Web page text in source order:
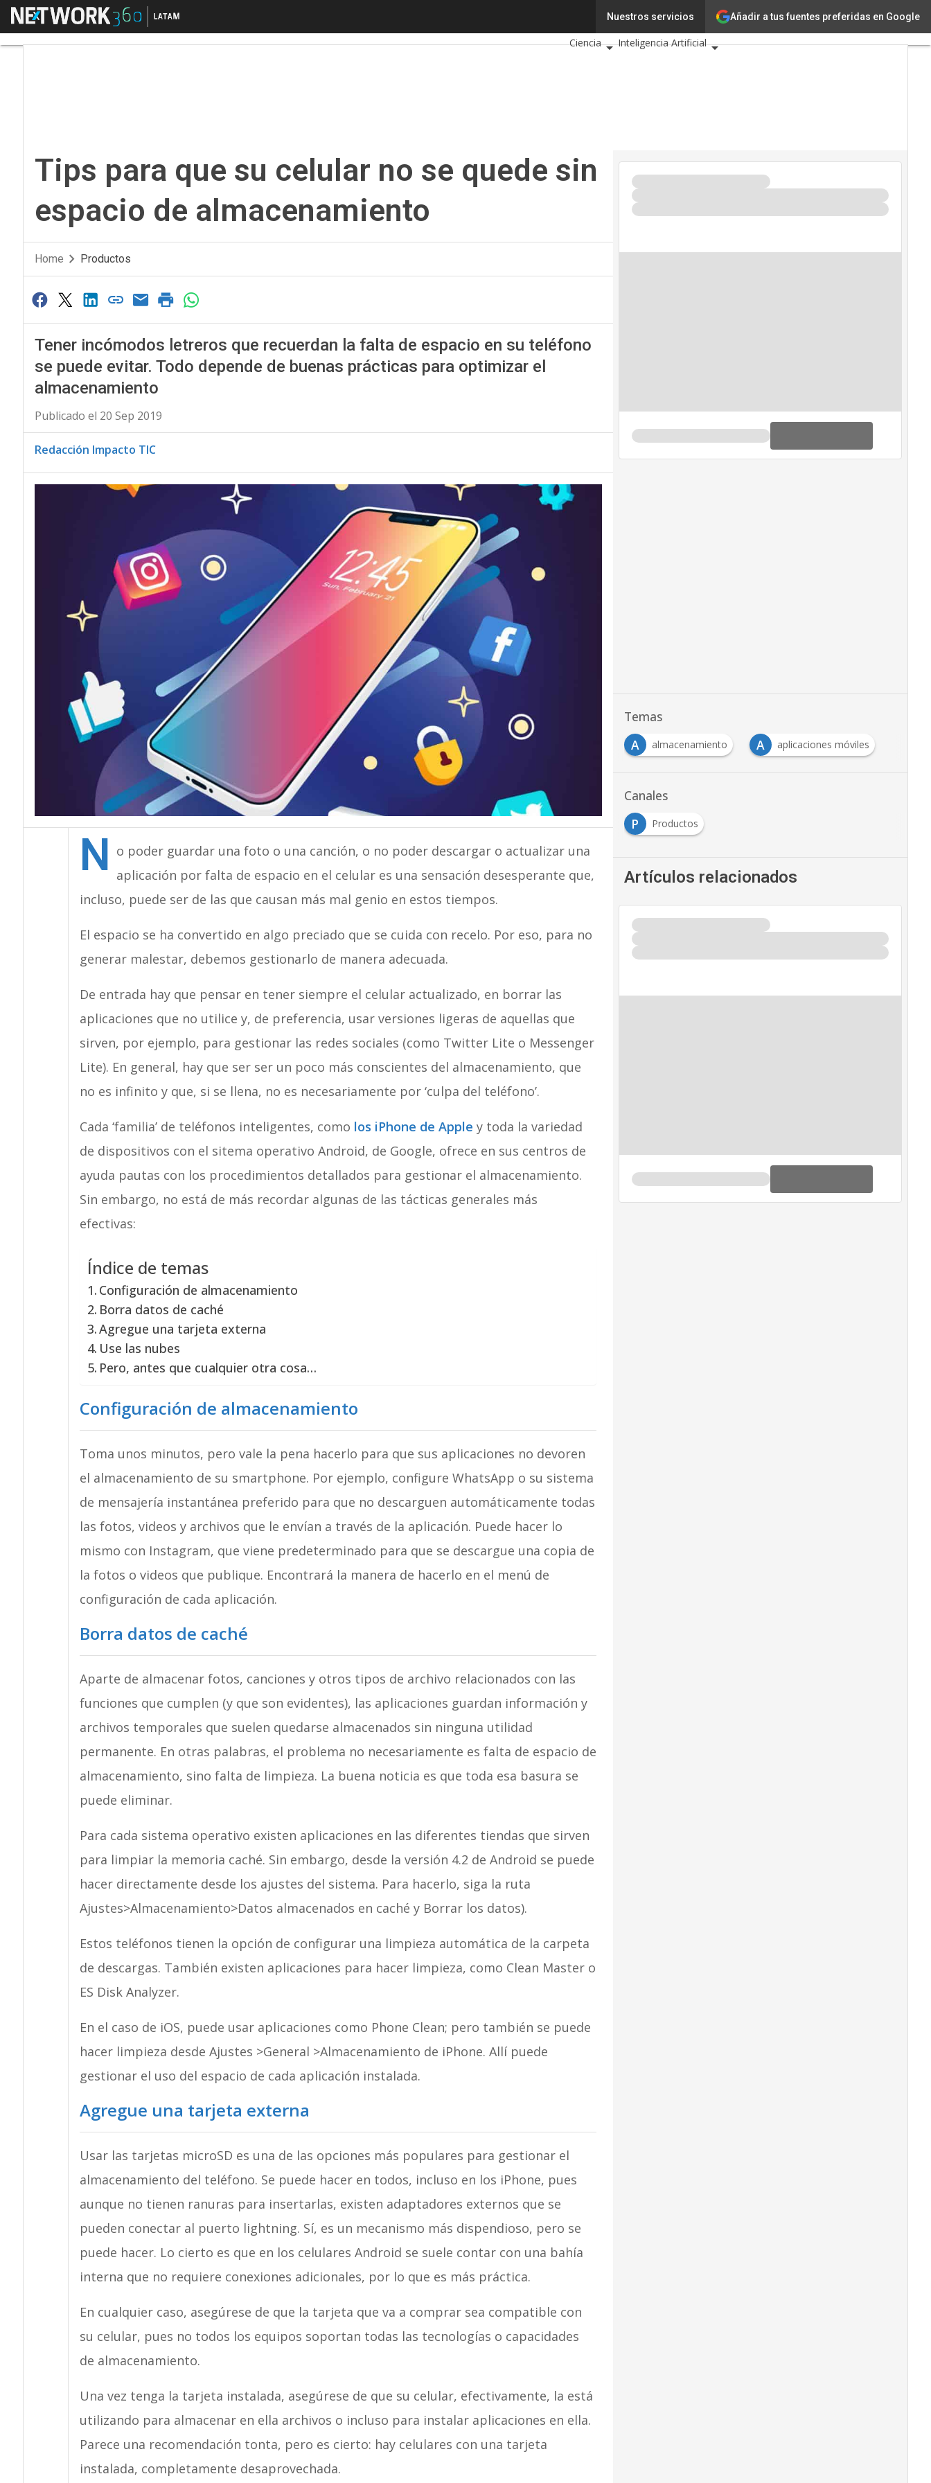
Añadir a tus fuentes preferidas en Google
Nuestros servicios
Menú Tecnología
Innovación
Ciencia
Inteligencia Artificial
Tips para que su celular no se quede sin
espacio de almacenamiento
Home Productos
Tener incómodos letreros que recuerdan la falta de espacio en su teléfono
se puede evitar. Todo depende de buenas prácticas para optimizar el
almacenamiento
Publicado el 20 Sep 2019
Redacción Impacto TIC
N o poder guardar una foto o una canción, o no poder descargar o actualizar una
aplicación por falta de espacio en el celular es una sensación desesperante que,
incluso, puede ser de las que causan más mal genio en estos tiempos.
El espacio se ha convertido en algo preciado que se cuida con recelo. Por eso, para no
generar malestar, debemos gestionarlo de manera adecuada.
De entrada hay que pensar en tener siempre el celular actualizado, en borrar las
aplicaciones que no utilice y, de preferencia, usar versiones ligeras de aquellas que
sirven, por ejemplo, para gestionar las redes sociales (como Twitter Lite o Messenger
Lite). En general, hay que ser ser un poco más conscientes del almacenamiento, que
no es infinito y que, si se llena, no es necesariamente por ‘culpa del teléfono’.
Cada ‘familia’ de teléfonos inteligentes, como los iPhone de Apple y toda la variedad
de dispositivos con el sitema operativo Android, de Google, ofrece en sus centros de
ayuda pautas con los procedimientos detallados para gestionar el almacenamiento.
Sin embargo, no está de más recordar algunas de las tácticas generales más
efectivas:
Índice de temas
Configuración de almacenamiento
Borra datos de caché
Agregue una tarjeta externa
Use las nubes
Pero, antes que cualquier otra cosa…
Configuración de almacenamiento
Toma unos minutos, pero vale la pena hacerlo para que sus aplicaciones no devoren
el almacenamiento de su smartphone. Por ejemplo, configure WhatsApp o su sistema
de mensajería instantánea preferido para que no descarguen automáticamente todas
las fotos, videos y archivos que le envían a través de la aplicación. Puede hacer lo
mismo con Instagram, que viene predeterminado para que se descargue una copia de
la fotos o videos que publique. Encontrará la manera de hacerlo en el menú de
configuración de cada aplicación.
Borra datos de caché
Aparte de almacenar fotos, canciones y otros tipos de archivo relacionados con las
funciones que cumplen (y que son evidentes), las aplicaciones guardan información y
archivos temporales que suelen quedarse almacenados sin ninguna utilidad
permanente. En otras palabras, el problema no necesariamente es falta de espacio de
almacenamiento, sino falta de limpieza. La buena noticia es que toda esa basura se
puede eliminar.
Para cada sistema operativo existen aplicaciones en las diferentes tiendas que sirven
para limpiar la memoria caché. Sin embargo, desde la versión 4.2 de Android se puede
hacer directamente desde los ajustes del sistema. Para hacerlo, siga la ruta
Ajustes>Almacenamiento>Datos almacenados en caché y Borrar los datos).
Estos teléfonos tienen la opción de configurar una limpieza automática de la carpeta
de descargas. También existen aplicaciones para hacer limpieza, como Clean Master o
ES Disk Analyzer.
En el caso de iOS, puede usar aplicaciones como Phone Clean; pero también se puede
hacer limpieza desde Ajustes >General >Almacenamiento de iPhone. Allí puede
gestionar el uso del espacio de cada aplicación instalada.
Agregue una tarjeta externa
Usar las tarjetas microSD es una de las opciones más populares para gestionar el
almacenamiento del teléfono. Se puede hacer en todos, incluso en los iPhone, pues
aunque no tienen ranuras para insertarlas, existen adaptadores externos que se
pueden conectar al puerto lightning. Sí, es un mecanismo más dispendioso, pero se
puede hacer. Lo cierto es que en los celulares Android se suele contar con una bahía
interna que no requiere conexiones adicionales, por lo que es más práctica.
En cualquier caso, asegúrese de que la tarjeta que va a comprar sea compatible con
su celular, pues no todos los equipos soportan todas las tecnologías o capacidades
de almacenamiento.
Una vez tenga la tarjeta instalada, asegúrese de que su celular, efectivamente, la está
utilizando para almacenar en ella archivos o incluso para instalar aplicaciones en ella.
Parece una recomendación tonta, pero es cierto: hay celulares con una tarjeta
instalada, completamente desaprovechada.
Temas
A
almacenamiento A aplicaciones móviles
Canales
P
Productos
Artículos relacionados